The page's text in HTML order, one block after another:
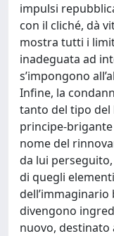
impulsi
con il cliché, dà
mostra tutti i
inadeguata ad
s’impongono
Infine, la
tanto del tipo
principe-
nome del
da lui
di quegli
divengono
nuovo, destinato